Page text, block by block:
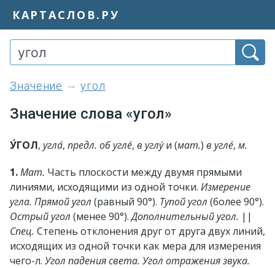
КАРТАСЛОВ.РУ
значение угол
Значение слова «угол»
У́ГОЛ, угла́, предл. об угле́, в углу́и (мат.) в угле́, м.
1.Мат. Часть плоскости между двумя прямыми
линиями, исходящими из одной точки. Измерение
угла. Прямой угол (равный 90°). Тупой угол (более 90°).
Острый угол (менее 90°).Дополнительный угол. ||
Спец. Степень отклонения друг от друга двух линий,
исходящих из одной точки как мера для измерения
чего-л. Угол падения света. Угол отражения звука.